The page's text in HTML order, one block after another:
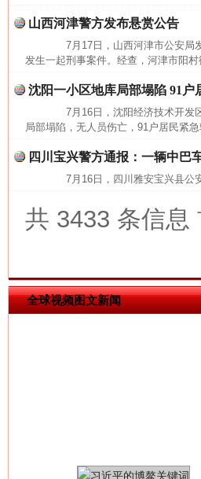
山西河津警方发布悬赏公告
7月17日，山西河津市公安局
发生一起刑事案件。经查，河津市
沈阳一小区地库局部塌陷 91户
7月16日，沈阳经济技术开发区
局部塌陷，无人员伤亡，91户居民紧
四川宝兴警方通报：一辆中巴
7月16日，四川雅安宝兴县公安
共 3433 条信息
全球视频图文新闻
这是一记警钟！